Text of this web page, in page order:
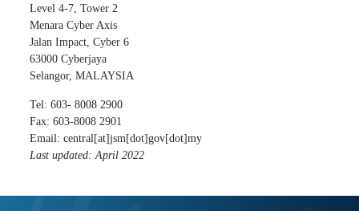
Level 4-7, Tower 2
Menara Cyber Axis
Jalan Impact, Cyber 6
63000 Cyberjaya
Selangor, MALAYSIA
Tel: 603- 8008 2900
Fax: 603-8008 2901
Email: central[at]jsm[dot]gov[dot]my
Last updated: April 2022